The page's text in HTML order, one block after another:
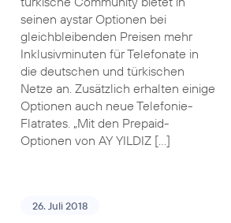
seinen aystar Optionen bei
gleichbleibenden Preisen mehr
Inklusivminuten für Telefonate in
die deutschen und türkischen
Netze an. Zusätzlich erhalten einige
Optionen auch neue Telefonie-
Flatrates. „Mit den Prepaid-
Optionen von AY YILDIZ […]
26. Juli 2018